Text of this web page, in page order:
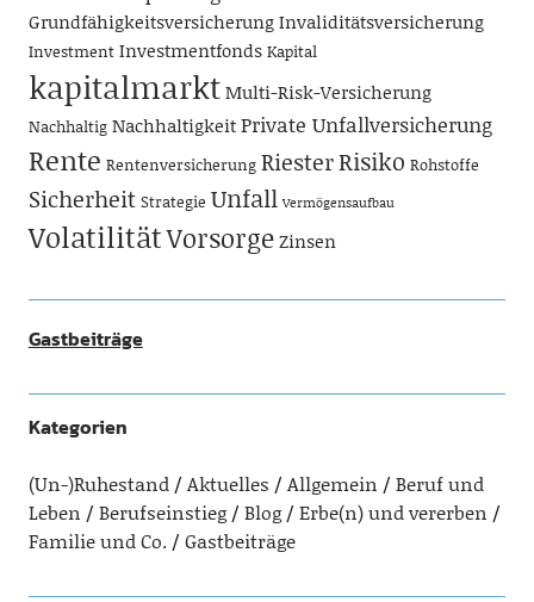
GrundfähigkeitsversicherungInvaliditätsversicherung
Investment Investmentfonds Kapital
kapitalmarktMulti-Risk-Versicherung
Nachhaltig NachhaltigkeitPrivate Unfallversicherung
Rente Rentenversicherung RiesterRisiko Rohstoffe
Sicherheit Strategie Unfall Vermögensaufbau
VolatilitätVorsorgeZinsen
Gastbeiträge
Kategorien
(Un-)Ruhestand Aktuelles Allgemein
Beruf und
Leben
Berufseinstieg Blog
Erbe(n) und vererben
Familie und Co.
Gastbeiträge